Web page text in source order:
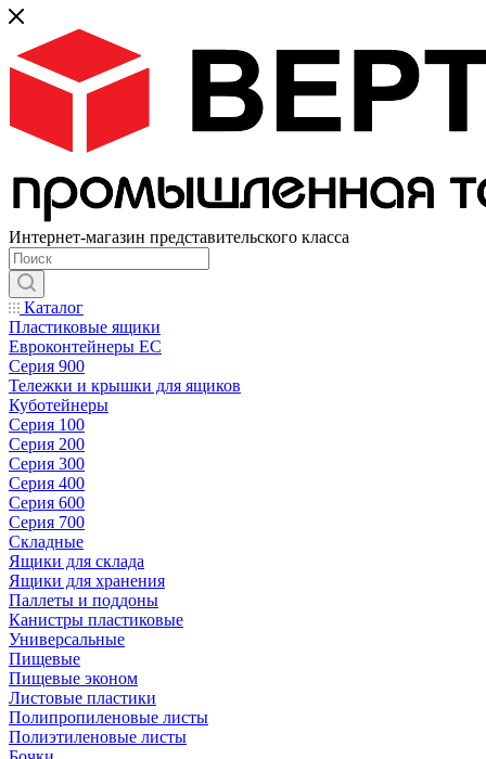
Интернет-магазин представительского класса
Каталог
Пластиковые ящики
Евроконтейнеры ЕС
Серия 900
Тележки и крышки для ящиков
Куботейнеры
Серия 100
Серия 200
Серия 300
Серия 400
Серия 600
Серия 700
Складные
Ящики для склада
Ящики для хранения
Паллеты и поддоны
Канистры пластиковые
Универсальные
Пищевые
Пищевые эконом
Листовые пластики
Полипропиленовые листы
Полиэтиленовые листы